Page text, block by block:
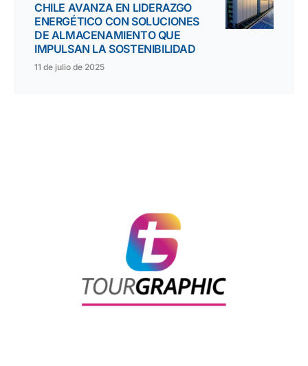
CHILE AVANZA EN LIDERAZGO
ENERGÉTICO CON SOLUCIONES
DE ALMACENAMIENTO QUE
IMPULSAN LA SOSTENIBILIDAD
11 de julio de 2025